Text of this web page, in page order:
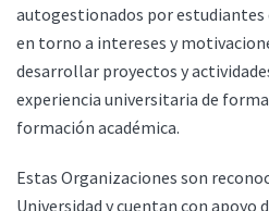
autogestionados por estudiantes
en torno a intereses y
desarrollar proyectos y
experiencia universitaria de
formación académica.
Estas Organizaciones son
Universidad y cuentan con apoyo